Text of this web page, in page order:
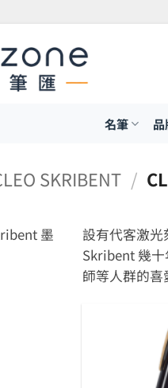
名筆
SKRIBENT /
墨
設有代客激光
Skribent 幾
師等人群的喜